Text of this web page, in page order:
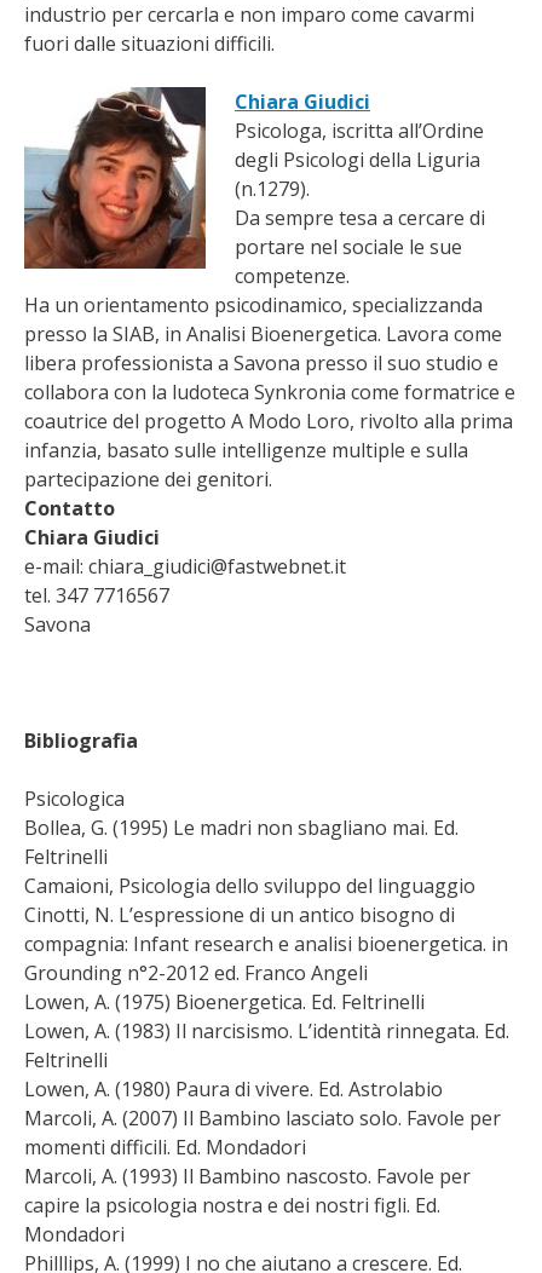
industrio per cercarla e non imparo come cavarmi
fuori dalle situazioni difficili.
Chiara Giudici
Psicologa, iscritta all’Ordine
degli Psicologi della Liguria
(n.1279).
Da sempre tesa a cercare di
portare nel sociale le sue
competenze.
Ha un orientamento psicodinamico, specializzanda
presso la SIAB, in Analisi Bioenergetica. Lavora come
libera professionista a Savona presso il suo studio e
collabora con la ludoteca Synkronia come formatrice e
coautrice del progetto A Modo Loro, rivolto alla prima
infanzia, basato sulle intelligenze multiple e sulla
partecipazione dei genitori.
Contatto
Chiara Giudici
e-mail: chiara_giudici@fastwebnet.it
tel. 347 7716567
Savona
Bibliografia
Psicologica
Bollea, G. (1995) Le madri non sbagliano mai. Ed.
Feltrinelli
Camaioni, Psicologia dello sviluppo del linguaggio
Cinotti, N. L’espressione di un antico bisogno di
compagnia: Infant research e analisi bioenergetica. in
Grounding n°2-2012 ed. Franco Angeli
Lowen, A. (1975) Bioenergetica. Ed. Feltrinelli
Lowen, A. (1983) Il narcisismo. L’identità rinnegata. Ed.
Feltrinelli
Lowen, A. (1980) Paura di vivere. Ed. Astrolabio
Marcoli, A. (2007) Il Bambino lasciato solo. Favole per
momenti difficili. Ed. Mondadori
Marcoli, A. (1993) Il Bambino nascosto. Favole per
capire la psicologia nostra e dei nostri figli. Ed.
Mondadori
Philllips, A. (1999) I no che aiutano a crescere. Ed.